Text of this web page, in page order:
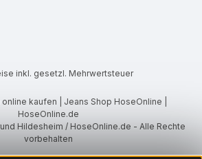
inkl. gesetzl. Mehrwertsteuer
kaufen | Jeans Shop HoseOnline |
HoseOnline.de
Hildesheim / HoseOnline.de - Alle Rechte
vorbehalten